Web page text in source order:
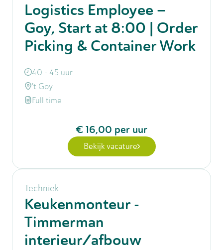
Logistics Employee –
Goy, Start at 8:00 | Order
Picking & Container Work
40 - 45 uur
't Goy
Full time
€ 16,00 per uur
Bekijk vacature
Techniek
Keukenmonteur -
Timmerman
interieur/afbouw